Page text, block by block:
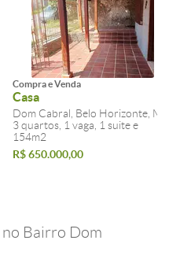
Compra e Venda
Casa
Dom Cabral, Belo Horizonte,
3 quartos, 1 vaga, 1 suite e
154m2
R$ 650.000,00
Bairro Dom